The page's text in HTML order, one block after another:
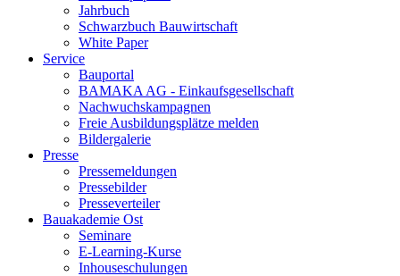
Jahrbuch
Schwarzbuch Bauwirtschaft
White Paper
Service
Bauportal
BAMAKA AG - Einkaufsgesellschaft
Nachwuchskampagnen
Freie Ausbildungsplätze melden
Bildergalerie
Presse
Pressemeldungen
Pressebilder
Presseverteiler
Bauakademie Ost
Seminare
E-Learning-Kurse
Inhouseschulungen